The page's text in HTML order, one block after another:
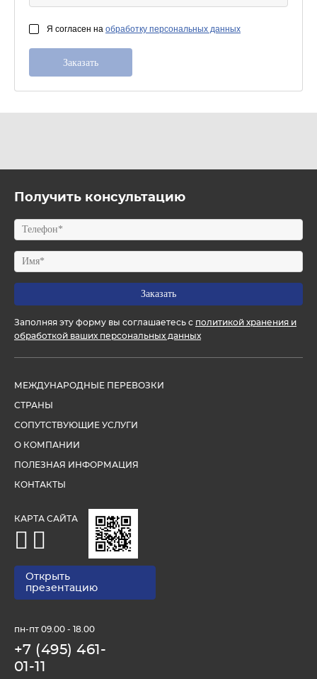
Я согласен на обработку персональных данных
Получить консультацию
Заполняя эту форму вы соглашаетесь с политикой хранения и
обработкой ваших персональных данных
МЕЖДУНАРОДНЫЕ ПЕРЕВОЗКИ
СТРАНЫ
СОПУТСТВУЮЩИЕ УСЛУГИ
О КОМПАНИИ
ПОЛЕЗНАЯ ИНФОРМАЦИЯ
КОНТАКТЫ
КАРТА САЙТА
Открыть
презентацию
пн-пт 09.00 - 18.00
+7 (495) 461-
01-11